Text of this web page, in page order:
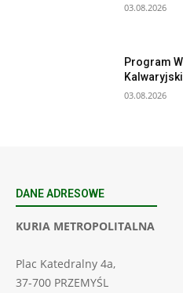
03.08.2026
Program
03.08.2026
DANE ADRESOWE
KURIA METROPOLITALNA
Plac Katedralny 4a,
37-700 PRZEMYŚL